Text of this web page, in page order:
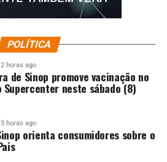
bairros nesta semana
POLÍTICA
2 horas ago
de Sinop promove vacinação no
Supercenter neste sábado (8)
3 horas ago
orienta consumidores sobre o